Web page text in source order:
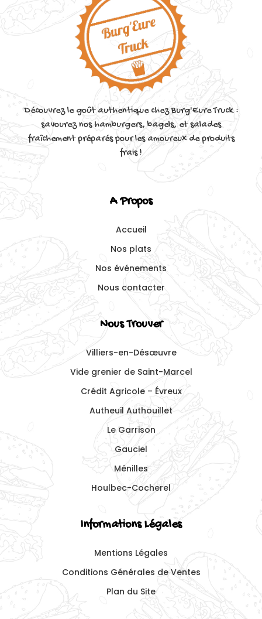
Découvrez le goût authentique chez Burg'Eure Truck :
savourez nos hamburgers, bagels, et salades
fraîchement préparés pour les amoureux de produits
frais !
A Propos
Accueil
Nos plats
Nos événements
Nous contacter
Nous Trouver
Villiers-en-Désœuvre
Vide grenier de Saint-Marcel
Crédit Agricole – Évreux
Autheuil Authouillet
Le Garrison
Gauciel
Ménilles
Houlbec-Cocherel
Informations Légales
Mentions Légales
Conditions Générales de Ventes
Plan du Site